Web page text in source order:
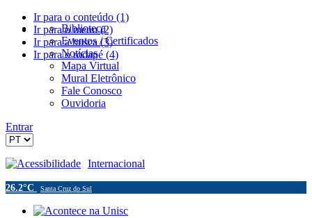
Ir para o conteúdo (1)
Ir para o menu (2)
Ir para a busca (3)
Ir para o rodapé (4)
Biblioteca
Eventos / Certificados
Notícias
Mapa Virtual
Mural Eletrônico
Fale Conosco
Ouvidoria
Entrar
Acessibilidade Internacional
26.2°C Santa Cruz do Sul